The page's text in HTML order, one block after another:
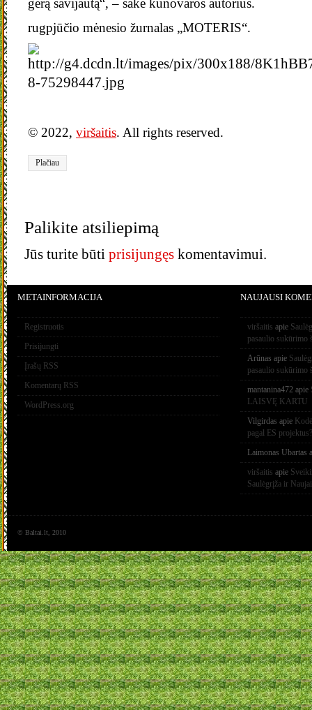
gerą savijautą“, – sakė kūnovaros autorius.
rugpjūčio mėnesio žurnalas „MOTERIS“.
© 2022, viršaitis. All rights reserved.
Plačiau
Palikite atsiliepimą
Jūs turite būti prisijungęs komentavimui.
METAINFORMACIJA
Registruotis
Prisijungti
Įrašų RSS
Komentarų RSS
WordPress.org
NAUJAUSI
viršaitis apie
pasaulio sukūrimo
Arūnas apie
pasaulio sukūrimo
mantanina472 apie
LAISVĘ KARTU
Vilgirdas apie
pagal ES projektus?
Laimonas Ubartas
viršaitis apie
Saulėgrįža ir
© Baltai.lt, 2010